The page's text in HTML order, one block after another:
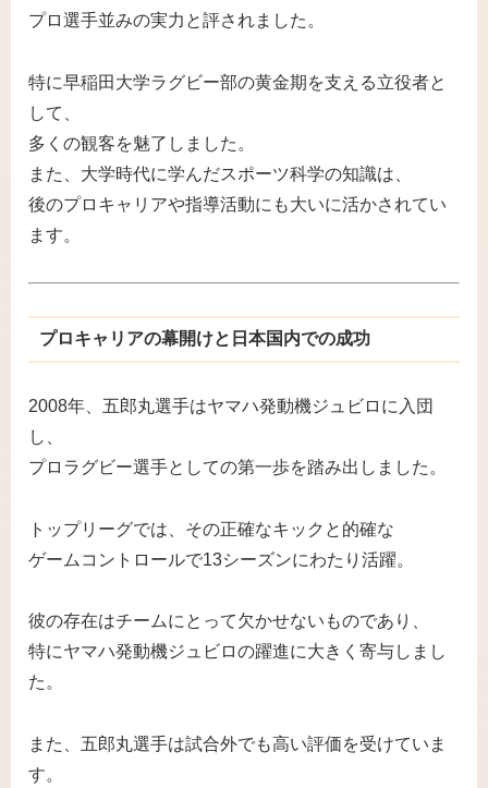
プロ選手並みの実力と評されました。
特に早稲田大学ラグビー部の黄金期を支える立役者と
して、
多くの観客を魅了しました。
また、大学時代に学んだスポーツ科学の知識は、
後のプロキャリアや指導活動にも大いに活かされてい
ます。
プロキャリアの幕開けと日本国内での成功
2008年、五郎丸選手はヤマハ発動機ジュビロに入団
し、
プロラグビー選手としての第一歩を踏み出しました。
トップリーグでは、その正確なキックと的確な
ゲームコントロールで13シーズンにわたり活躍。
彼の存在はチームにとって欠かせないものであり、
特にヤマハ発動機ジュビロの躍進に大きく寄与しまし
た。
また、五郎丸選手は試合外でも高い評価を受けていま
す。